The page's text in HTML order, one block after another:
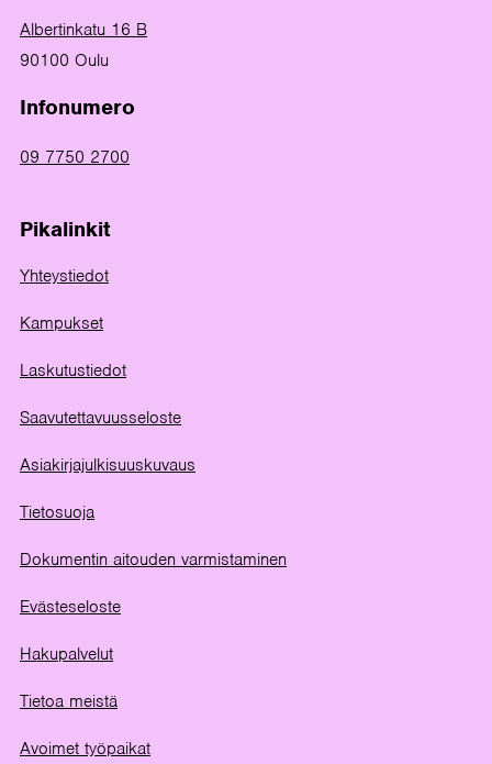
Albertinkatu 16 B
90100 Oulu
Infonumero
09 7750 2700
Pikalinkit
Yhteystiedot
Kampukset
Laskutustiedot
Saavutettavuusseloste
Asiakirjajulkisuuskuvaus
Tietosuoja
Dokumentin aitouden varmistaminen
Evästeseloste
Hakupalvelut
Tietoa meistä
Avoimet työpaikat